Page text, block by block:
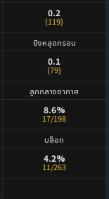
0.2
(119)
ยิงหลุดกรอบ
0.1
(79)
ลูกกลางอากาศ
8.6%
17/198
บล็อก
4.2%
11/263